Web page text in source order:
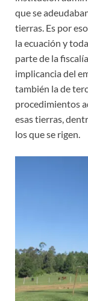
que se
tierras. Es por
la ecuación y
parte de la
implicancia del
también la de
procedimientos
esas tierras,
los que se rigen.